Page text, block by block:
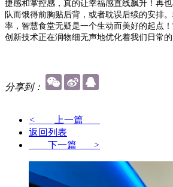
捷感和掌控感，真的让幸福感直线飙升！再
队而饿得前胸贴后背，或者耽误后续的安排
率，智慧食堂无疑是一个生动而美好的起点
创新技术正在润物细无声地优化着我们日常的
分享到：
< 上一篇
返回列表
下一篇 >